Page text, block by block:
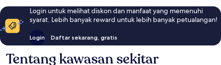
Login untuk melihat diskon dan manfaat yang memenuhi
syarat. Lebih banyak reward untuk lebih banyak petualangan!
Login Daftar sekarang, gratis
Tentang kawasan sekitar